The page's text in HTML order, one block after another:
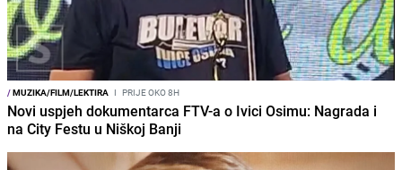
/MUZIKA/FILM/LEKTIRA I PRIJE OKO 8H
Novi uspjeh dokumentarca FTV-a o Ivici Osimu: Nagrada i
na City Festu u Niškoj Banji